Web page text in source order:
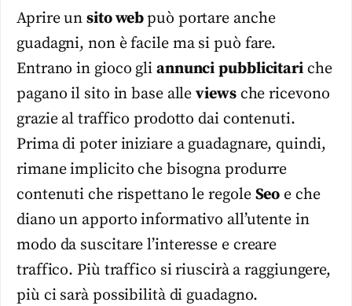
Aprire un sito webpuò portare anche
guadagni, non è facile ma si può fare.
Entrano in gioco gli annunci pubblicitariche
pagano il sito in base alleviewsche ricevono
grazie al traffico prodotto dai contenuti.
Prima di poter iniziare a guadagnare, quindi,
rimane implicito che bisogna produrre
contenuti che rispettano le regole Seo e che
diano un apporto informativo all’utente in
modo da suscitare l’interesse e creare
traffico. Più traffico si riuscirà a raggiungere,
più ci sarà possibilità di guadagno.